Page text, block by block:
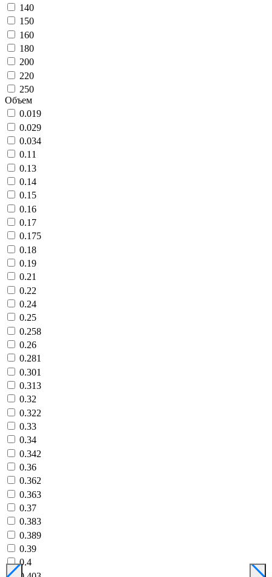
140
150
160
180
200
220
250
Объем
0.019
0.029
0.034
0.11
0.13
0.14
0.15
0.16
0.17
0.175
0.18
0.19
0.21
0.22
0.24
0.25
0.258
0.26
0.281
0.301
0.313
0.32
0.322
0.33
0.34
0.342
0.36
0.362
0.363
0.37
0.383
0.389
0.39
0.4